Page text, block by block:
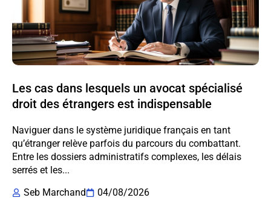
Les cas dans lesquels un avocat spécialisé
droit des étrangers est indispensable
Naviguer dans le système juridique français en tant
qu’étranger relève parfois du parcours du combattant.
Entre les dossiers administratifs complexes, les délais
serrés et les...
Seb Marchand
04/08/2026